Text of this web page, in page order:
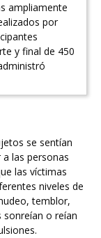
ampliamente
por
y final de 450
se sentían
las personas
las víctimas
niveles de
temblor,
o reían